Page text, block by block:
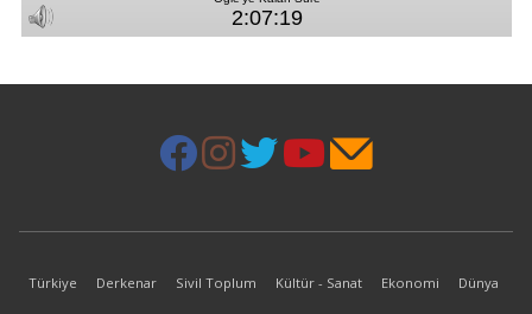
Türkiye Derkenar Sivil Toplum Kültür - Sanat Ekonomi Dünya